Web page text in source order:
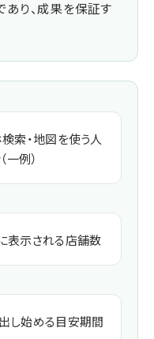
あり、成果を保証す
索・地図を使う人
一例）
表示される店舗数
し始める目安期間